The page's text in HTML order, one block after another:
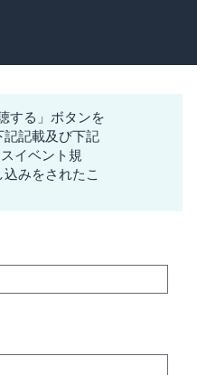
する」ボタンを
記記載及び下記
イベント規
みをされたこ